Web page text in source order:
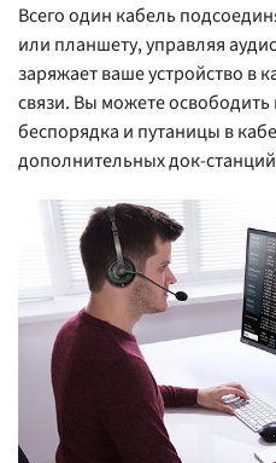
Всего один кабель
или планшету, управляя
заряжает ваше устройство в
связи. Вы можете
беспорядка и путаницы в
дополнительных док-